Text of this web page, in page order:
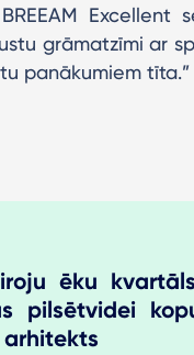
Excellent
grāmatzīmi ar
panākumiem tīta.”
ēku
pilsētvidei
arhitekts